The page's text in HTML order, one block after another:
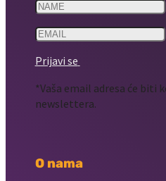
Prijavi se
*Vaša email adresa će biti
newslettera.
O nama